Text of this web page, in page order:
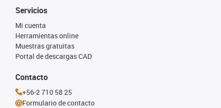
Servicios
Mi cuenta
Herramientas online
Muestras gratuitas
Portal de descargas CAD
Contacto
+56-2 710 58 25
Formulario de contacto